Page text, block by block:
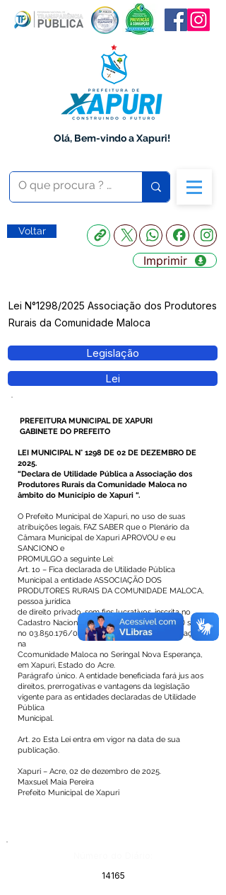
Olá, Bem-vindo a Xapuri!
Voltar
Imprimir
Lei N°1298/2025 Associação dos Produtores
Rurais da Comunidade Maloca
Legislação
Lei
PREFEITURA MUNICIPAL DE XAPURI
GABINETE DO PREFEITO
LEI MUNICIPAL N° 1298 DE 02 DE DEZEMBRO DE
2025.
“Declara de Utilidade Pública a Associação dos
Produtores Rurais da Comunidade Maloca no
âmbito do Município de Xapuri “.
O Prefeito Municipal de Xapuri, no uso de suas
atribuições legais, FAZ SABER que o Plenário da
Câmara Municipal de Xapuri APROVOU e eu
SANCIONO e
PROMULGO a seguinte Lei:
Art. 1o – Fica declarada de Utilidade Pública
Municipal a entidade ASSOCIAÇÃO DOS
PRODUTORES RURAIS DA COMUNIDADE MALOCA,
pessoa jurídica
de direito privado, sem fins lucrativos, inscrita no
Cadastro Nacional de Pessoas Jurídicas (CNPJ) sob o
no 03.850.176/0001-20, com sede e administração
na
Ccomunidade Maloca no Seringal Nova Esperança,
em Xapuri, Estado do Acre.
Parágrafo único. A entidade beneficiada fará jus aos
direitos, prerrogativas e vantagens da legislação
vigente para as entidades declaradas de Utilidade
Pública
Municipal.
Art. 2o Esta Lei entra em vigor na data de sua
publicação.
Xapuri – Acre, 02 de dezembro de 2025.
Maxsuel Maia Pereira
Prefeito Municipal de Xapuri
14165